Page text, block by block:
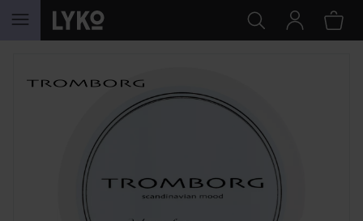
GA NAAR INHOUD
SECTIE OVERSLAAN